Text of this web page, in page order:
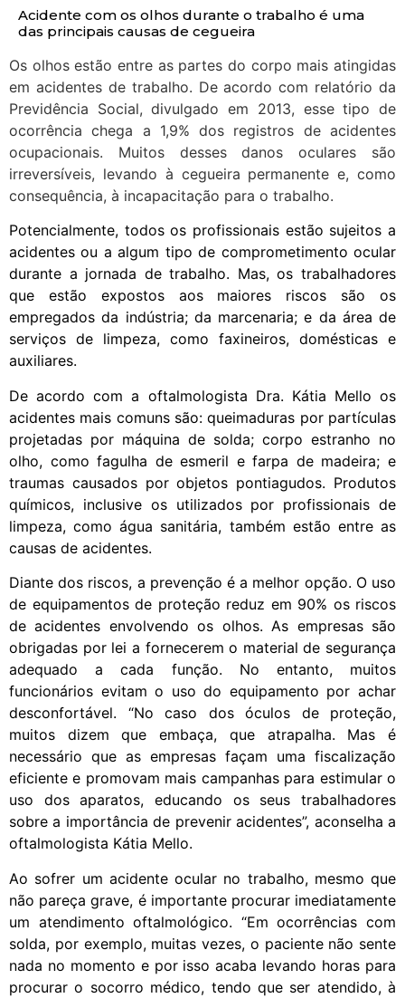
Acidente com os olhos durante o trabalho é uma
das principais causas de cegueira
Os olhos estão entre as partes do corpo mais atingidas
em acidentes de trabalho. De acordo com relatório da
Previdência Social, divulgado em 2013, esse tipo de
ocorrência chega a 1,9% dos registros de acidentes
ocupacionais. Muitos desses danos oculares são
irreversíveis, levando à cegueira permanente e, como
consequência, à incapacitação para o trabalho.
Potencialmente, todos os profissionais estão sujeitos a
acidentes ou a algum tipo de comprometimento ocular
durante a jornada de trabalho. Mas, os trabalhadores
que estão expostos aos maiores riscos são os
empregados da indústria; da marcenaria; e da área de
serviços de limpeza, como faxineiros, domésticas e
auxiliares.
De acordo com a oftalmologista Dra. Kátia Mello os
acidentes mais comuns são: queimaduras por partículas
projetadas por máquina de solda; corpo estranho no
olho, como fagulha de esmeril e farpa de madeira; e
traumas causados por objetos pontiagudos. Produtos
químicos, inclusive os utilizados por profissionais de
limpeza, como água sanitária, também estão entre as
causas de acidentes.
Diante dos riscos, a prevenção é a melhor opção. O uso
de equipamentos de proteção reduz em 90% os riscos
de acidentes envolvendo os olhos. As empresas são
obrigadas por lei a fornecerem o material de segurança
adequado a cada função. No entanto, muitos
funcionários evitam o uso do equipamento por achar
desconfortável. “No caso dos óculos de proteção,
muitos dizem que embaça, que atrapalha. Mas é
necessário que as empresas façam uma fiscalização
eficiente e promovam mais campanhas para estimular o
uso dos aparatos, educando os seus trabalhadores
sobre a importância de prevenir acidentes”, aconselha a
oftalmologista Kátia Mello.
Ao sofrer um acidente ocular no trabalho, mesmo que
não pareça grave, é importante procurar imediatamente
um atendimento oftalmológico. “Em ocorrências com
solda, por exemplo, muitas vezes, o paciente não sente
nada no momento e por isso acaba levando horas para
procurar o socorro médico, tendo que ser atendido, à